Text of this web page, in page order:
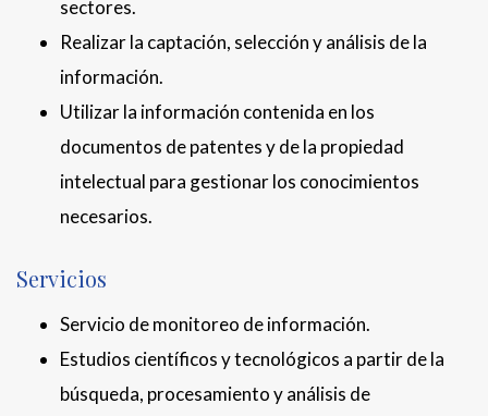
sectores.
Realizar la captación, selección y análisis de la
información.
Utilizar la información contenida en los
documentos de patentes y de la propiedad
intelectual para gestionar los conocimientos
necesarios.
Servicios
Servicio de monitoreo de información.
Estudios científicos y tecnológicos a partir de la
búsqueda, procesamiento y análisis de